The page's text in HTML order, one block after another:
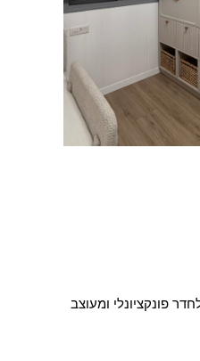
פונקציונלי ומעוצב